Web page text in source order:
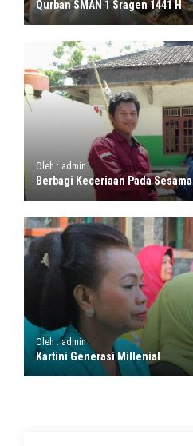
Qurban SMAN 1 Sragen 1441 H
Oleh : admin
Berbagi Keceriaan Pada Sesama
Oleh : admin
Kartini Generasi Millenial